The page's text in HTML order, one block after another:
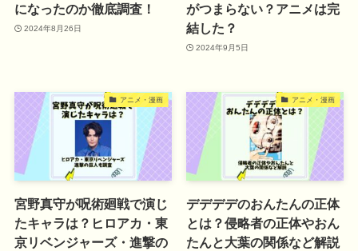
になったのか徹底調査！
2024年8月26日
がつまらない？アニメは完
結した？
2024年9月5日
アニメ・漫画
宮野真守が呪術廻戦で演じ
たキャラは？ヒロアカ・東
京リベンジャーズ・進撃の
アニメ・漫画
デデデデのおんたんの正体
とは？侵略者の正体やおん
たんと大葉の関係など解説